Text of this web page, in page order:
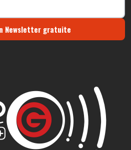
Newsletter gratuite